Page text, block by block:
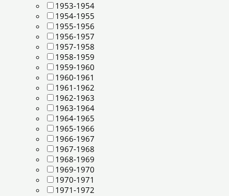
1953-1954
1954-1955
1955-1956
1956-1957
1957-1958
1958-1959
1959-1960
1960-1961
1961-1962
1962-1963
1963-1964
1964-1965
1965-1966
1966-1967
1967-1968
1968-1969
1969-1970
1970-1971
1971-1972